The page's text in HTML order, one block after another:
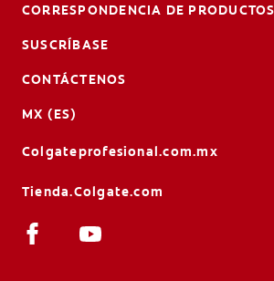
CORRESPONDENCIA DE PRODUCTOS
SUSCRÍBASE
CONTÁCTENOS
MX (ES)
Colgateprofesional.com.mx
Tienda.Colgate.com